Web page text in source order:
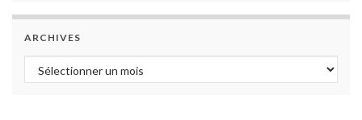
ARCHIVES
Archives